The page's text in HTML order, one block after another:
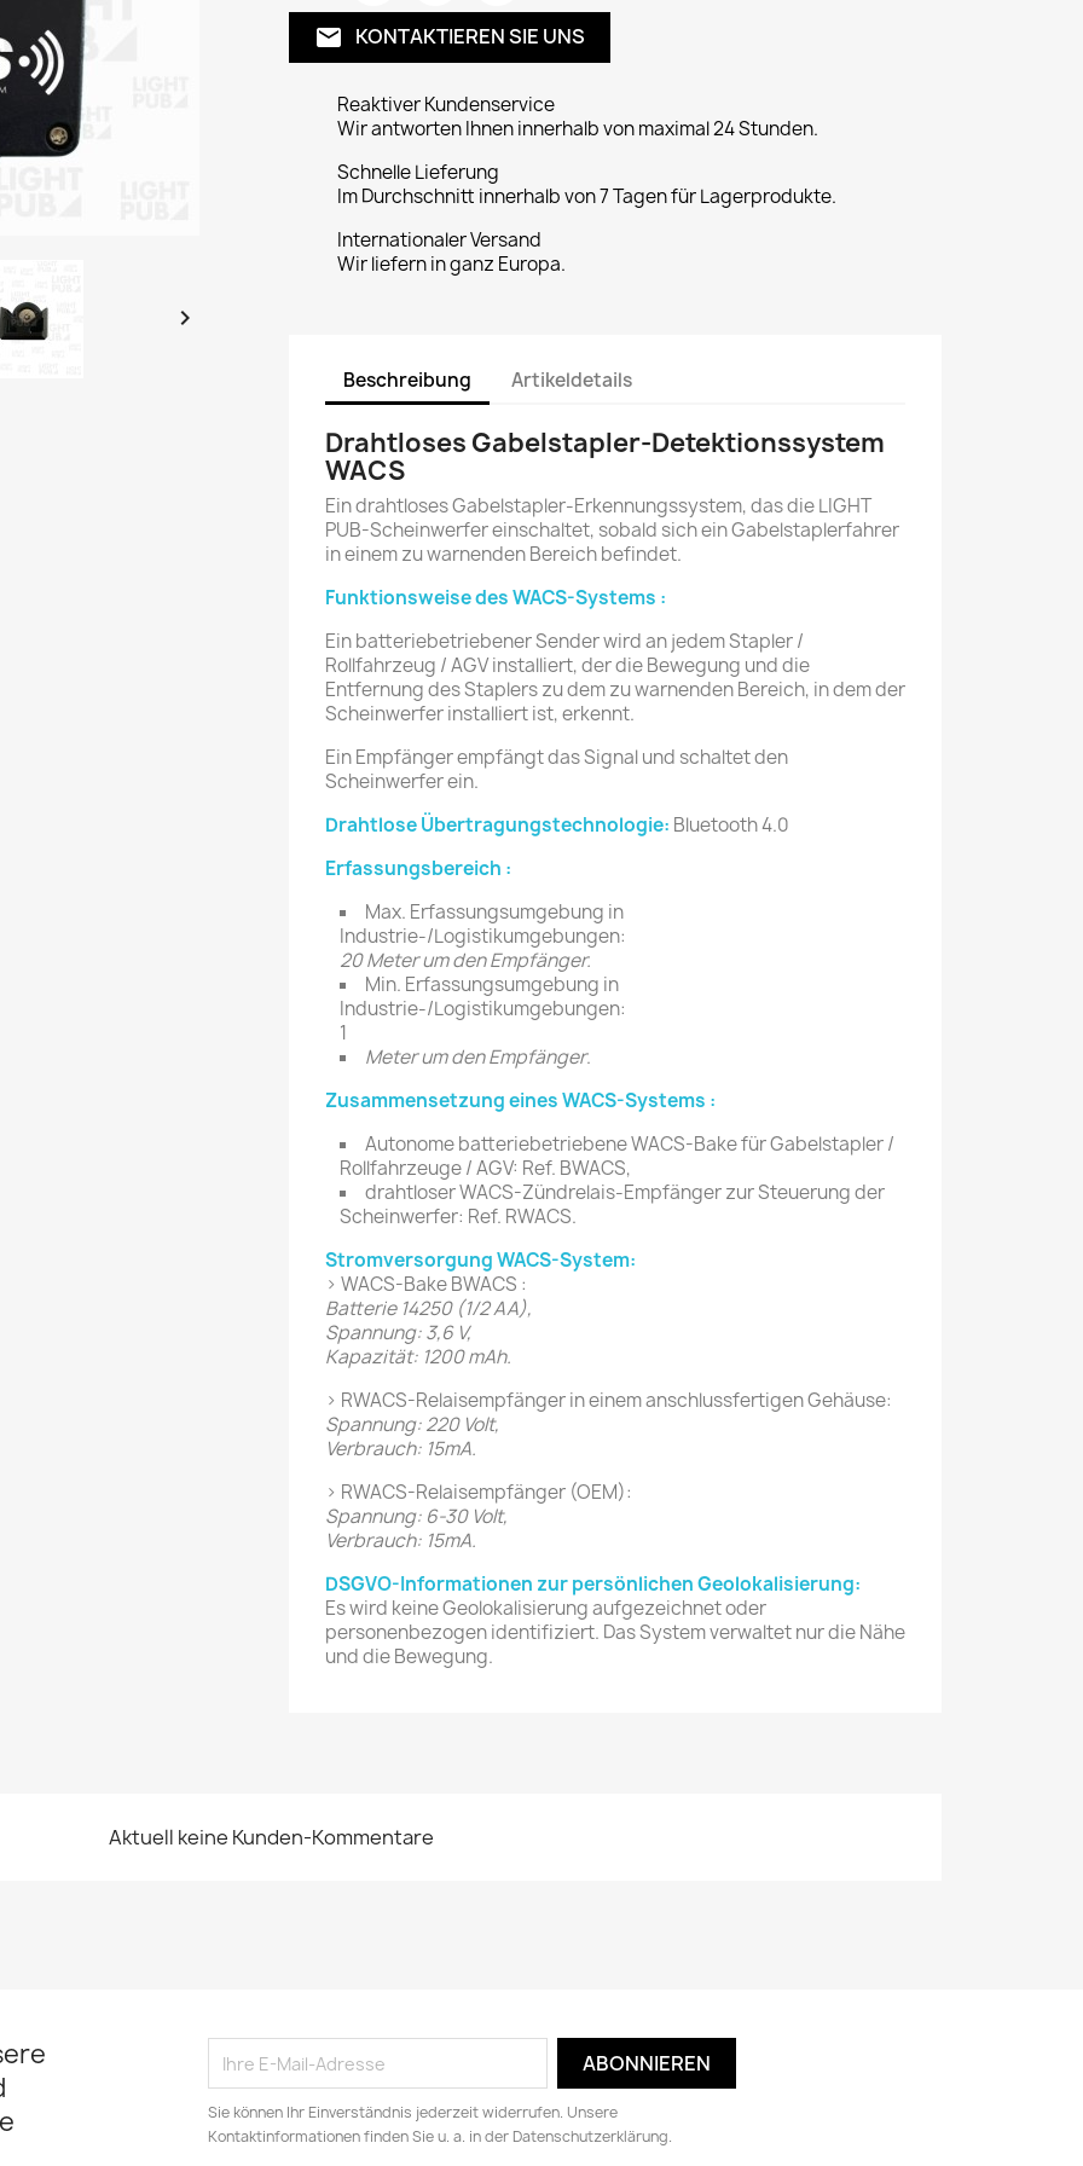

email KONTAKTIEREN SIE UNS
Reaktiver Kundenservice
Wir antworten Ihnen innerhalb von maximal 24 Stunden.
Schnelle Lieferung
Im Durchschnitt innerhalb von 7 Tagen für Lagerprodukte.
Internationaler Versand
Wir liefern in ganz Europa.
Beschreibung Artikeldetails
Drahtloses Gabelstapler-Detektionssystem
WACS
Ein drahtloses Gabelstapler-Erkennungssystem, das die LIGHT
PUB-Scheinwerfer einschaltet, sobald sich ein Gabelstaplerfahrer
in einem zu warnenden Bereich befindet.
Funktionsweise des WACS-Systems :
Ein batteriebetriebener Sender wird an jedem Stapler /
Rollfahrzeug / AGV installiert, der die Bewegung und die
Entfernung des Staplers zu dem zu warnenden Bereich, in dem der
Scheinwerfer installiert ist, erkennt.
Ein Empfänger empfängt das Signal und schaltet den
Scheinwerfer ein.
Drahtlose Übertragungstechnologie: Bluetooth 4.0
Erfassungsbereich :
Max. Erfassungsumgebung in
Industrie-/Logistikumgebungen:
20 Meter um den Empfänger.
Min. Erfassungsumgebung in
Industrie-/Logistikumgebungen:
1
Meter um den Empfänger.
Zusammensetzung eines WACS-Systems :
Autonome batteriebetriebene WACS-Bake für Gabelstapler /
Rollfahrzeuge / AGV: Ref. BWACS,
drahtloser WACS-Zündrelais-Empfänger zur Steuerung der
Scheinwerfer: Ref. RWACS.
Stromversorgung WACS-System:
> WACS-Bake BWACS :
Batterie 14250 (1/2 AA),
Spannung: 3,6 V,
Kapazität: 1200 mAh.
> RWACS-Relaisempfänger in einem anschlussfertigen Gehäuse:
Spannung: 220 Volt,
Verbrauch: 15mA.
> RWACS-Relaisempfänger (OEM):
Spannung: 6-30 Volt,
Verbrauch: 15mA.
DSGVO-Informationen zur persönlichen Geolokalisierung:
Es wird keine Geolokalisierung aufgezeichnet oder
personenbezogen identifiziert. Das System verwaltet nur die Nähe
und die Bewegung.
Aktuell keine Kunden-Kommentare
Sie können Ihr Einverständnis jederzeit widerrufen. Unsere
Kontaktinformationen finden Sie u. a. in der Datenschutzerklärung.